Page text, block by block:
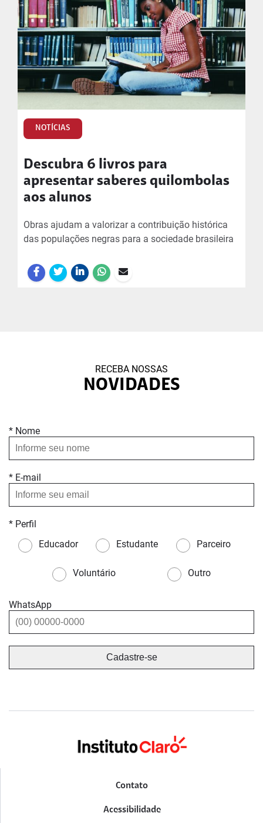
NOTÍCIAS
Descubra 6 livros para
apresentar saberes quilombolas
aos alunos
Obras ajudam a valorizar a contribuição histórica
das populações negras para a sociedade brasileira
RECEBA NOSSAS
NOVIDADES
* Nome
* E-mail
* Perfil
Educador
Estudante Parceiro
Voluntário Outro
WhatsApp
Contato
Acessibilidade